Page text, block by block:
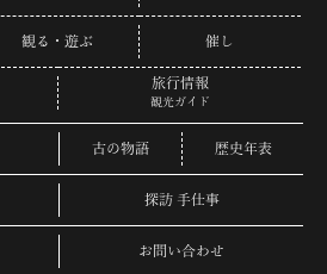
観る・遊ぶ 催し
旅行情報
観光ガイド
古の物語 歴史年表
探訪 手仕事
お問い合わせ